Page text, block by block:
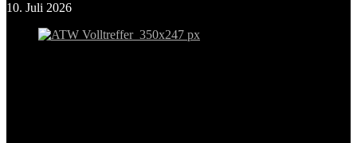
10. Juli 2026